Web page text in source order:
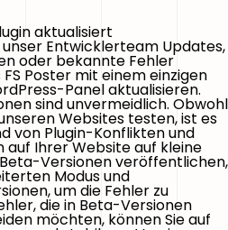
aktualisiert
Entwicklerteam Updates,
oder bekannte Fehler
Poster mit einem einzigen
Panel aktualisieren.
sind unvermeidlich. Obwohl
Websites testen, ist es
von Plugin-Konflikten und
auf Ihrer Website auf kleine
Versionen veröffentlichen,
Modus und
um die Fehler zu
die in Beta-Versionen
möchten, können Sie auf